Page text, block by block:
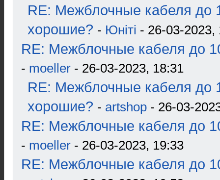
RE: Межблочные кабеля до
хорошие? - Юнiтi - 26-03-2023,
RE: Межблочные кабеля до
- moeller - 26-03-2023, 18:31
RE: Межблочные кабеля до
хорошие? - artshop - 26-03-
RE: Межблочные кабеля до
- moeller - 26-03-2023, 19:33
RE: Межблочные кабеля до